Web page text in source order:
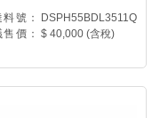
號：
DSPH55BDL3511Q
價： $ 40,000 (含稅)